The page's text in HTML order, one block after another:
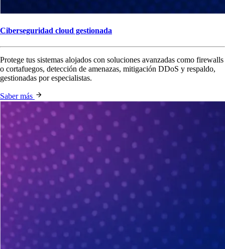
Ciberseguridad cloud gestionada
Protege tus sistemas alojados con soluciones avanzadas como firewalls
o cortafuegos, detección de amenazas, mitigación DDoS y respaldo,
gestionadas por especialistas.
Saber más